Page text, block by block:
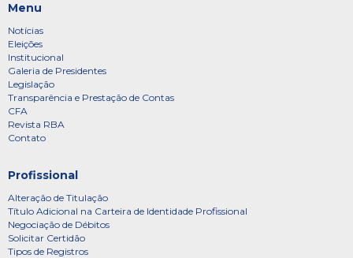
Menu
Notícias
Eleições
Institucional
Galeria de Presidentes
Legislação
Transparência e Prestação de Contas
CFA
Revista RBA
Contato
Profissional
Alteração de Titulação
Título Adicional na Carteira de Identidade Profissional
Negociação de Débitos
Solicitar Certidão
Tipos de Registros